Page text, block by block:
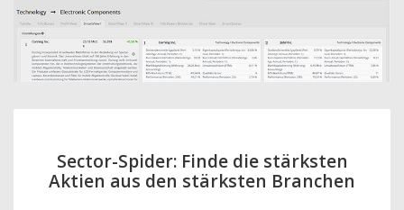
Sector-Spider: Finde die stärksten
Aktien aus den stärksten Branchen